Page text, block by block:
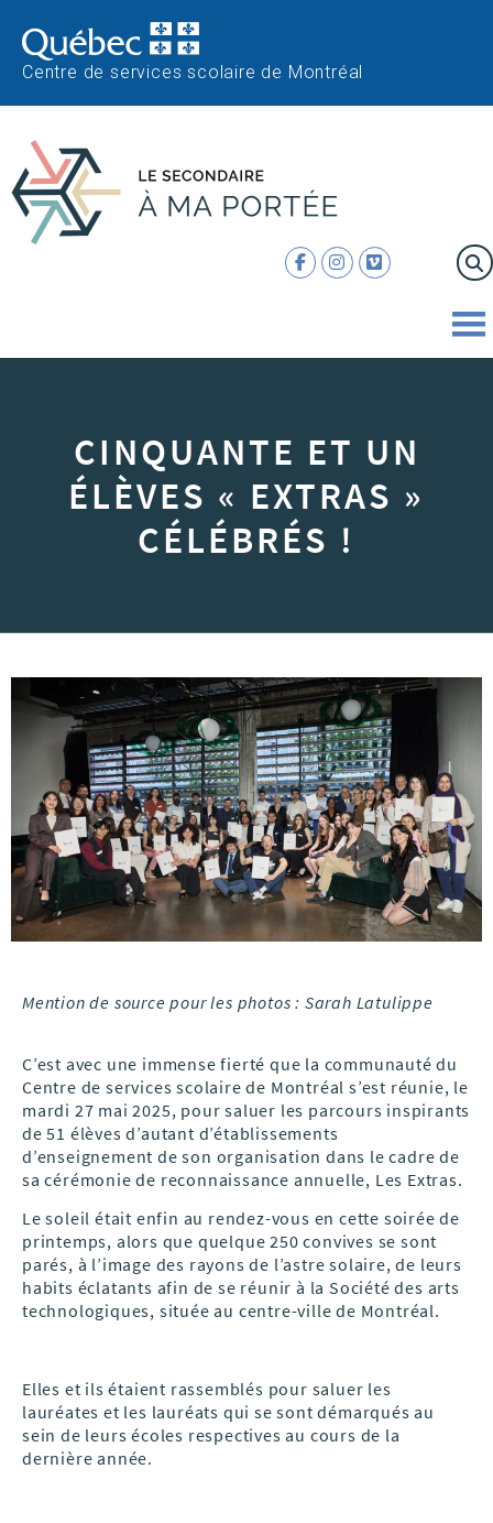
Centre de services scolaire de Montréal
CINQUANTE ET UN
ÉLÈVES « EXTRAS »
CÉLÉBRÉS !
Mention de source pour les photos : Sarah Latulippe
C’est avec une immense fierté que la communauté du
Centre de services scolaire de Montréal s’est réunie, le
mardi 27 mai 2025, pour saluer les parcours inspirants
de 51 élèves d’autant d’établissements
d’enseignement de son organisation dans le cadre de
sa cérémonie de reconnaissance annuelle, Les Extras.
Le soleil était enfin au rendez-vous en cette soirée de
printemps, alors que quelque 250 convives se sont
parés, à l’image des rayons de l’astre solaire, de leurs
habits éclatants afin de se réunir à la Société des arts
technologiques, située au centre-ville de Montréal.
Elles et ils étaient rassemblés pour saluer les
lauréates et les lauréats qui se sont démarqués au
sein de leurs écoles respectives au cours de la
dernière année.